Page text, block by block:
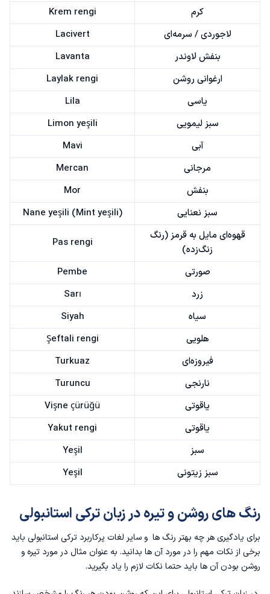
کرم
Krem rengi
لاجوردی / سرمه‌ای
Lacivert
بنفش لاوندر
Lavanta
ارغوانی روشن
Laylak rengi
یاسی
Lila
سبز لیمویی
Limon yeşili
آبی
Mavi
مرجانی
Mercan
بنفش
Mor
سبز نعنایی
Nane yeşili (Mint yeşili)
قهوه‌ای مایل به قرمز (رنگ
زنگ‌زده)
Pas rengi
صورتی
Pembe
زرد
Sarı
سیاه
Siyah
هلویی
Şeftali rengi
فیروزه‌ای
Turkuaz
نارنجی
Turuncu
یاقوتی
Vişne çürüğü
یاقوتی
Yakut rengi
سبز
Yeşil
سبز زیتونی
Yeşil
رنگ های روشن و تیره در زبان ترکی استانبولی
برای یادگیری هر چه بهتر رنگ ها و سایر لغات پرکاربرد ترکی استانبولی باید
برخی از نکات مهم را در مورد آن ها بدانید. به عنوان مثال در مورد تیره و
روشن بودن آن ها باید حتما نکات لازم را یاد بگیرید.